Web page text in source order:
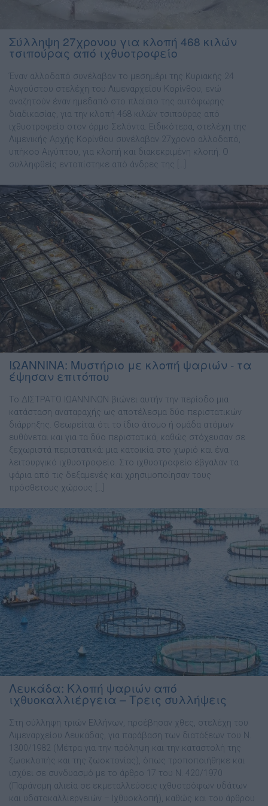
Σύλληψη 27χρονου για κλοπή 468 κιλών
τσιπούρας από ιχθυοτροφείο
Έναν αλλοδαπό συνέλαβαν το μεσημέρι της Κυριακής 24
Αυγούστου στελέχη του Λιμεναρχείου Κορίνθου, ενώ
αναζητούν έναν ημεδαπό στο πλαίσιο της αυτόφωρης
διαδικασίας, για την κλοπή 468 κιλών τσιπούρας από
ιχθυοτροφείο στον όρμο Σελόντα. Ειδικότερα, στελέχη της
Λιμενικής Αρχής Κορίνθου συνέλαβαν 27χρονο αλλοδαπό,
υπήκοο Αιγύπτου, για κλοπή και διακεκριμένη κλοπή. Ο
συλληφθείς εντοπίστηκε από άνδρες της […]
ΙΩΑΝΝΙΝΑ: Μυστήριο με κλοπή ψαριών - τα
έψησαν επιτόπου
Το ΔΙΣΤΡΑΤΟ ΙΩΑΝΝΙΝΩΝ βιώνει αυτήν την περίοδο μια
κατάσταση αναταραχής ως αποτέλεσμα δύο περιστατικών
διάρρηξης. Θεωρείται ότι το ίδιο άτομο ή ομάδα ατόμων
ευθύνεται και για τα δύο περιστατικά, καθώς στόχευσαν σε
ξεχωριστά περιστατικά: μια κατοικία στο χωριό και ένα
λειτουργικό ιχθυοτροφείο. Στο ιχθυοτροφείο έβγαλαν τα
ψάρια από τις δεξαμενές και χρησιμοποίησαν τους
πρόσθετους χώρους […]
Λευκάδα: Κλοπή ψαριών από
ιχθυοκαλλιέργεια – Τρεις συλλήψεις
Στη σύλληψη τριών Ελλήνων, προέβησαν χθες, στελέχη του
Λιμεναρχείου Λευκάδας, για παράβαση των διατάξεων του Ν.
1300/1982 (Μέτρα για την πρόληψη και την καταστολή της
ζωοκλοπής και της ζωοκτονίας), όπως τροποποιήθηκε και
ισχύει σε συνδυασμό με το άρθρο 17 του Ν. 420/1970
(Παράνομη αλιεία σε εκμεταλλεύσεις ιχθυοτρόφων υδάτων
και υδατοκαλλιεργειών – Ιχθυοκλοπή), καθώς και του άρθρου